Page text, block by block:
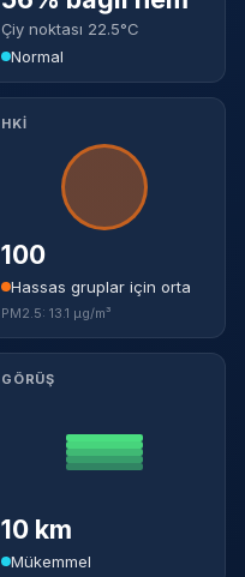
Çiy noktası 22.5°C
Normal
HKİ
100
Hassas gruplar için orta
PM2.5: 13.1 µg/m³
GÖRÜŞ
10 km
Mükemmel